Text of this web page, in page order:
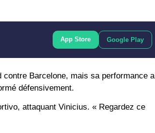
App Store Google Play
Barcelone, mais sa performance a
défensivement.
attaquant Vinicius. « Regardez ce